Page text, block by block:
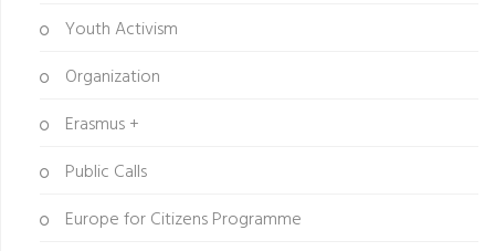
Youth Activism
Organization
Erasmus +
Public Calls
Europe for Citizens Programme